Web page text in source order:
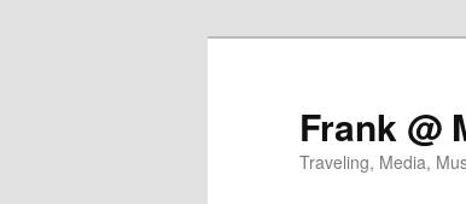
Frank @
Traveling, Media,